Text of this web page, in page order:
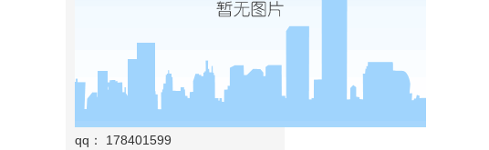
qq： 178401599